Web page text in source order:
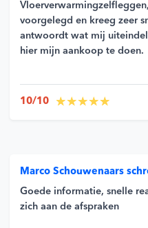
voorgelegd en kreeg zeer
antwoordt wat mij
hier mijn aankoop te doen.
10/10
Marco Schouwenaars
Goede informatie, snelle
zich aan de afspraken